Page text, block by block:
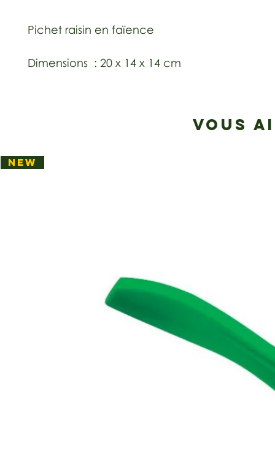
Pichet raisin en faïence
Dimensions : 20 x 14 x 14 cm
VOUS
NEW